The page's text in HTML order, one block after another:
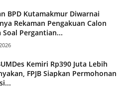
BPD Kutamakmur Diwarnai
Rekaman Pengakuan Calon
Soal Pergantian...
Kemiri Rp390 Juta Lebih
FPJB Siapkan Permohonan